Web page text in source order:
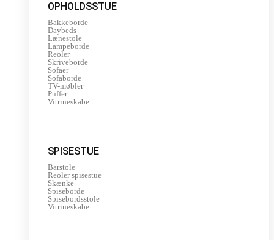
OPHOLDSSTUE
Bakkeborde
Daybeds
Lænestole
Lampeborde
Reoler
Skriveborde
Sofaer
Sofaborde
TV-møbler
Puffer
Vitrineskabe
SPISESTUE
Barstole
Reoler spisestue
Skænke
Spiseborde
Spisebordsstole
Vitrineskabe